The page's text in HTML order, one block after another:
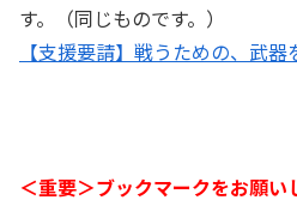
す。（同じものです。）
【支援要請】戦うための、武器
＜重要＞ブックマークをお願い